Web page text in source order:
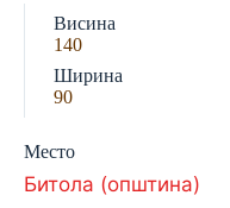
Висина
140
Ширина
90
Место
Битола (општина)